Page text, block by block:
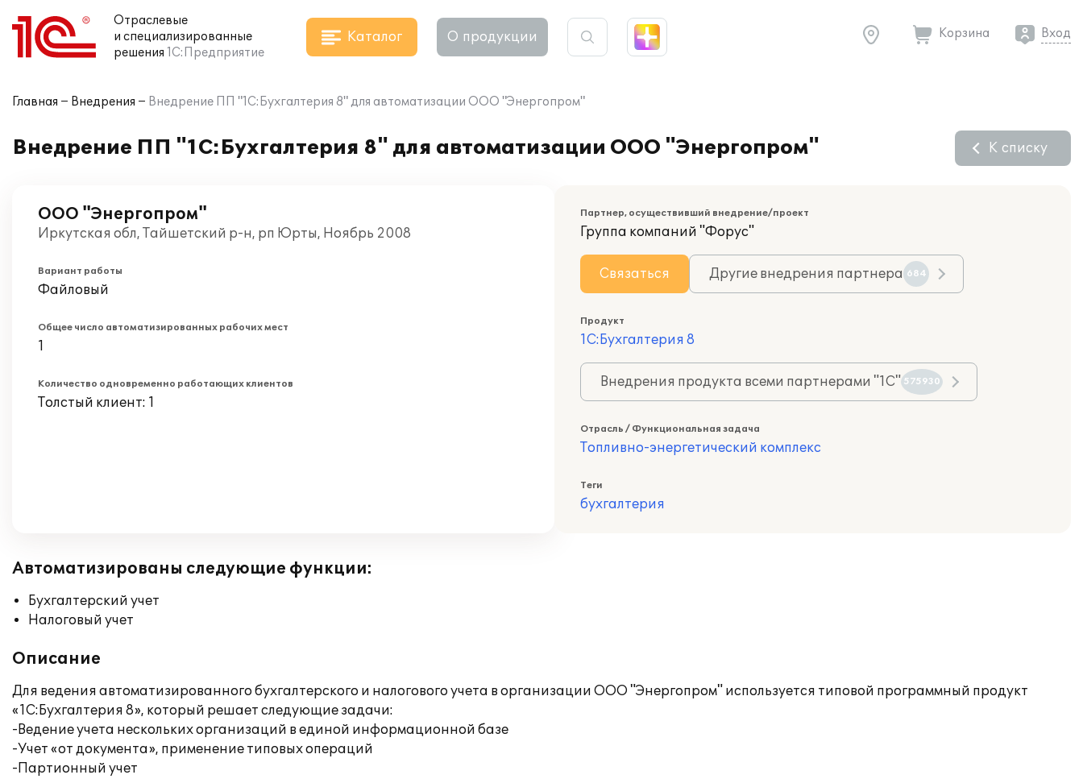
Отраслевые
и специализированные
решения 1С:Предприятие
Каталог О продукции Корзина Вход
Главная Внедрения Внедрение ПП "1С:Бухгалтерия 8" для автоматизации ООО "Энергопром"
Внедрение ПП "1С:Бухгалтерия 8" для автоматизации ООО "Энергопром" К списку
ООО "Энергопром"
Иркутская обл, Тайшетский р-н, рп Юрты, Ноябрь 2008
Вариант работы
Файловый
Общее число автоматизированных рабочих мест
1
Количество одновременно работающих клиентов
Толстый клиент: 1
Партнер, осуществивший внедрение/проект
Группа компаний "Форус"
Связаться Другие внедрения партнера 684
Продукт
1С:Бухгалтерия 8
Внедрения продукта всеми партнерами "1С" 575930
Отрасль / Функциональная задача
Топливно-энергетический комплекс
Теги
бухгалтерия
Автоматизированы следующие функции:
Бухгалтерский учет
Налоговый учет
Описание
Для ведения автоматизированного бухгалтерского и налогового учета в организации ООО "Энергопром" используется типовой программный продукт
«1С:Бухгалтерия 8», который решает следующие задачи:
-Ведение учета нескольких организаций в единой информационной базе
-Учет «от документа», применение типовых операций
-Партионный учет